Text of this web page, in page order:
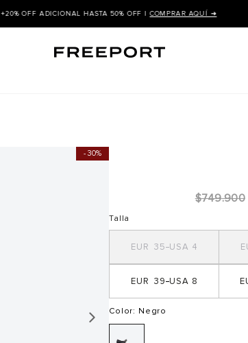
+20% OFF ADICIONAL HASTA 50% OFF |COMPRAR AQUÍ ➜
30%
$749.900
Talla
4
35
8
39
Color: Negro